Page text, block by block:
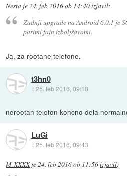
Nesta je24. feb 2016 ob 14:40izjavil:
Zadnji upgrade na Android 6.0.1 je
parimi fajn izboljšavami.
Ja, za rootane telefone.
t3hn0
::25. feb 2016, 09:18
nerootan telefon koncno dela
LuGi
::25. feb 2016, 09:43
M-XXXXje24. feb 2016 ob 11:56izjavil: